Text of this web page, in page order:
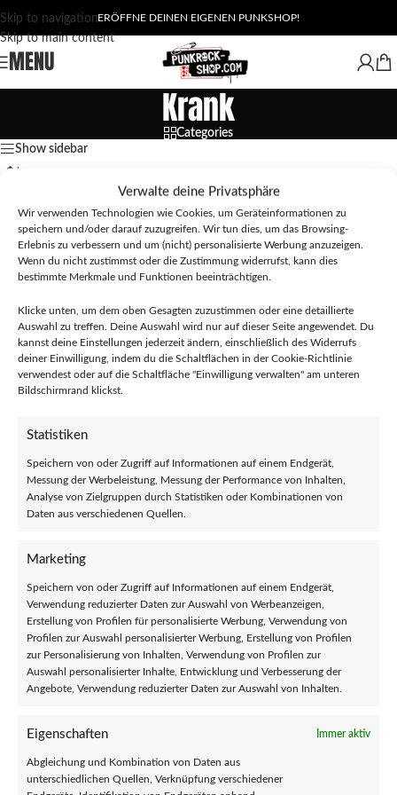
Verwalte deine Privatsphäre
Wir verwenden Technologien wie Cookies, um Geräteinformationen zu
speichern und/oder darauf zuzugreifen. Wir tun dies, um das Browsing-
Erlebnis zu verbessern und um (nicht) personalisierte Werbung anzuzeigen.
Wenn du nicht zustimmst oder die Zustimmung widerrufst, kann dies
bestimmte Merkmale und Funktionen beeinträchtigen.
Klicke unten, um dem oben Gesagten zuzustimmen oder eine detaillierte
Auswahl zu treffen. Deine Auswahl wird nur auf dieser Seite angewendet. Du
kannst deine Einstellungen jederzeit ändern, einschließlich des Widerrufs
deiner Einwilligung, indem du die Schaltflächen in der Cookie-Richtlinie
verwendest oder auf die Schaltfläche "Einwilligung verwalten" am unteren
Bildschirmrand klickst.
Statistiken
Speichern von oder Zugriff auf Informationen auf einem Endgerät,
Messung der Werbeleistung, Messung der Performance von Inhalten,
Analyse von Zielgruppen durch Statistiken oder Kombinationen von
Daten aus verschiedenen Quellen.
Marketing
Speichern von oder Zugriff auf Informationen auf einem Endgerät,
Verwendung reduzierter Daten zur Auswahl von Werbeanzeigen,
Erstellung von Profilen für personalisierte Werbung, Verwendung von
Profilen zur Auswahl personalisierter Werbung, Erstellung von Profilen
zur Personalisierung von Inhalten, Verwendung von Profilen zur
Auswahl personalisierter Inhalte, Entwicklung und Verbesserung der
Angebote, Verwendung reduzierter Daten zur Auswahl von Inhalten.
Eigenschaften Immer aktiv
Abgleichung und Kombination von Daten aus
unterschiedlichen Quellen, Verknüpfung verschiedener
Skip to navigation
Skip to main content
ERÖFFNE DEINEN EIGENEN PUNKSHOP!
MENU
Krank
Categories
Show sidebar
Krank – Resterampe (EP)
Allgemeine Geschäftsbedingungen
Richtlinie zur angemessenen Nutzung